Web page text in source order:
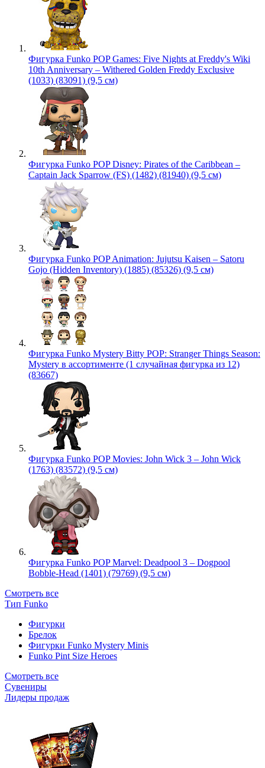
Фигурка Funko POP Games: Five Nights at Freddy's Wiki
10th Anniversary – Withered Golden Freddy Exclusive
(1033) (83091) (9,5 см)
Фигурка Funko POP Disney: Pirates of the Caribbean –
Captain Jack Sparrow (FS) (1482) (81940) (9,5 см)
Фигурка Funko POP Animation: Jujutsu Kaisen – Satoru
Gojo (Hidden Inventory) (1885) (85326) (9,5 см)
Фигурка Funko Mystery Bitty POP: Stranger Things Season:
Mystery в ассортименте (1 случайная фигурка из 12)
(83667)
Фигурка Funko POP Movies: John Wick 3 – John Wick
(1763) (83572) (9,5 см)
Фигурка Funko POP Marvel: Deadpool 3 – Dogpool
Bobble-Head (1401) (79769) (9,5 см)
Смотреть все
Тип Funko
Фигурки
Брелок
Фигурки Funko Mystery Minis
Funko Pint Size Heroes
Смотреть все
Сувениры
Лидеры продаж